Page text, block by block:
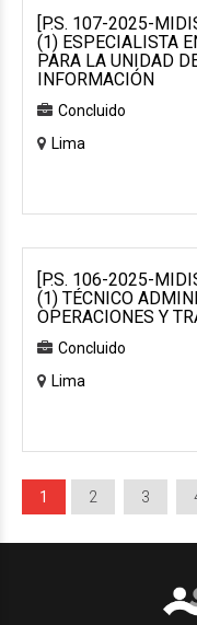
[P.S. 107-2025-
(1) ESPECIALISTA
PARA LA UNIDAD
INFORMACIÓN
Concluido
Lima
[P.S. 106-2025-
(1) TÉCNICO
OPERACIONES Y
Concluido
Lima
1 2 3